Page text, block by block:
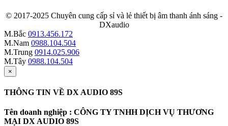
© 2017-2025 Chuyên cung cấp sỉ và lẻ thiết bị âm thanh ánh sáng -
DXaudio
M.Bắc 0913.456.172
M.Nam 0988.104.504
M.Trung 0914.025.906
M.Tây 0988.104.504
×
THÔNG TIN VỀ DX AUDIO 89S
Tên doanh nghiệp : CÔNG TY TNHH DỊCH VỤ THƯƠNG
MẠI DX AUDIO 89S